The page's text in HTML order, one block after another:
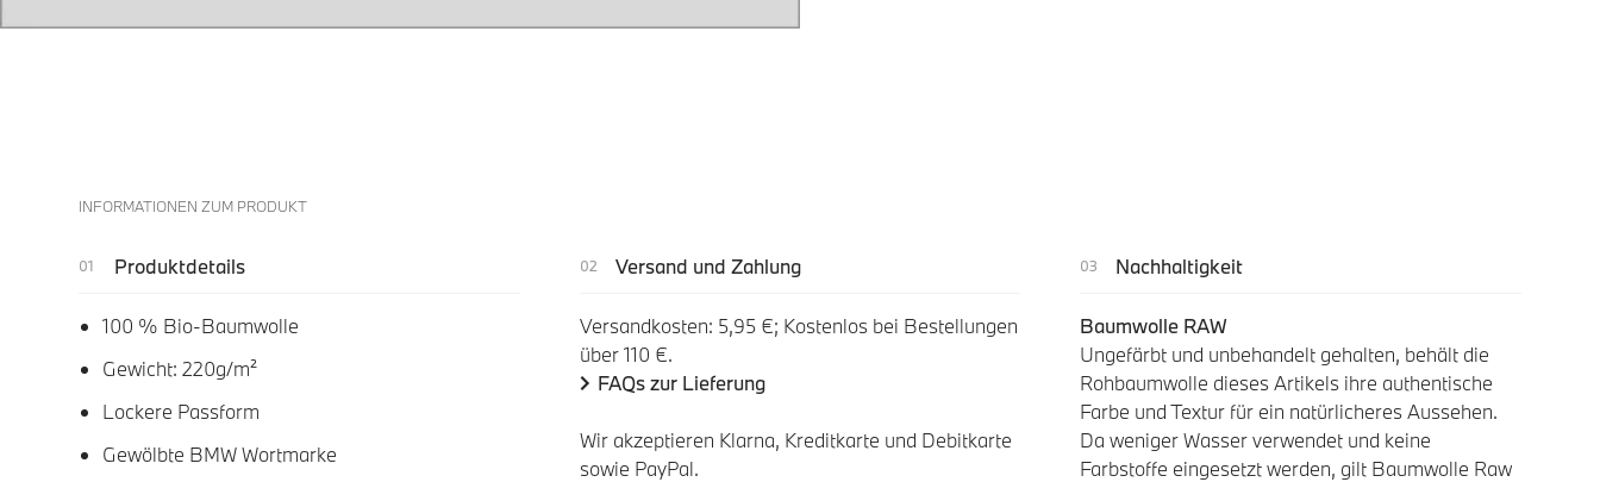
INFORMATIONEN ZUM PRODUKT
Produktdetails
100 % Bio-Baumwolle
Gewicht: 220g/m²
Lockere Passform
Gewölbte BMW Wortmarke
Versand und Zahlung
Versandkosten: 5,95 €; Kostenlos bei Bestellungen
über 110 €.
FAQs zur Lieferung
Wir akzeptieren Klarna, Kreditkarte und Debitkarte
sowie PayPal.
Nachhaltigkeit
Baumwolle RAW
Ungefärbt und unbehandelt gehalten, behält die
Rohbaumwolle dieses Artikels ihre authentische
Farbe und Textur für ein natürlicheres Aussehen.
Da weniger Wasser verwendet und keine
Farbstoffe eingesetzt werden, gilt Baumwolle Raw